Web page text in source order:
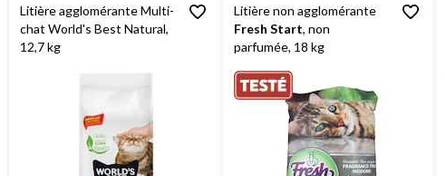
Litière agglomérante Multi-
chat World's Best Natural,
12,7 kg
Litière non agglomérante
Fresh Start, non
parfumée, 18 kg